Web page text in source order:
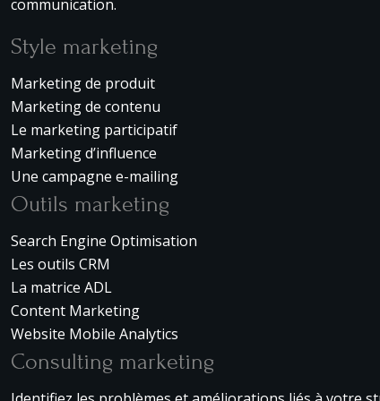
communication.
Style marketing
Marketing de produit
Marketing de contenu
Le marketing participatif
Marketing d’influence
Une campagne e-mailing
Outils marketing
Search Engine Optimisation
Les outils CRM
La matrice ADL
Content Marketing
Website Mobile Analytics
Consulting marketing